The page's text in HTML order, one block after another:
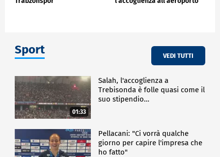
Sport VEDI TUTTI
01:33
Salah, l'accoglienza a
Trebisonda è folle quasi come il
suo stipendio…
Pellacani: "Ci vorrà qualche
giorno per capire l'impresa che
ho fatto"